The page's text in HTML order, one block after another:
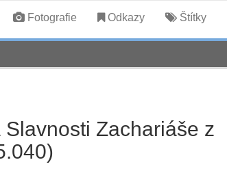
Fotografie Odkazy Štítky
Zachariáše z